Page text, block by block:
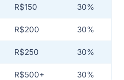
R$150 30%
R$200 30%
R$250 30%
R$500+ 30%